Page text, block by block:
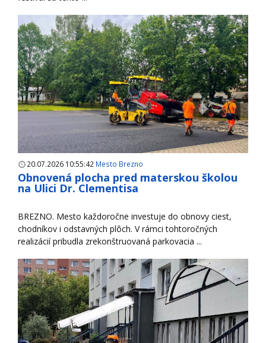
20.07.2026 10:55:42 Mesto Brezno
Obnovená plocha pred materskou školou
na Ulici Dr. Clementisa
BREZNO. Mesto každoročne investuje do obnovy ciest,
chodníkov i odstavných plôch. V rámci tohtoročných
realizácií pribudla zrekonštruovaná parkovacia ...